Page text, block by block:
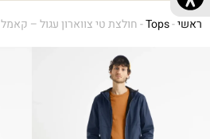
ראשי-
Tops
-חולצת טי צווארון עגול – קאמל